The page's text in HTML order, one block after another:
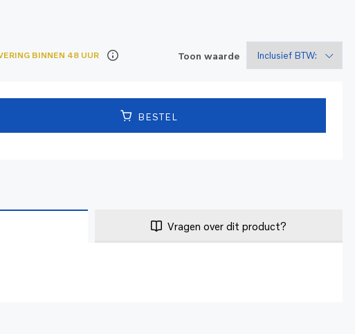
BINNEN 48 UUR Toon waarde
BESTEL
Vragen over dit product?